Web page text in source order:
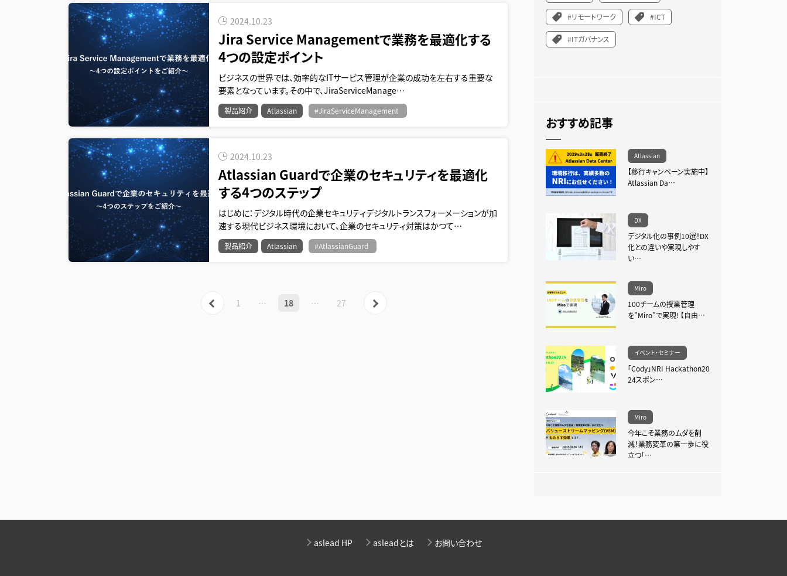
2024.10.23
Jira Service Managementで業務を最適化する
4つの設定ポイント
ビジネスの世界では、効率的なITサービス管理が企業の成功を左右する重要な
要素となっています。その中で、JiraServiceManage…
製品紹介 Atlassian #JiraServiceManagement
2024.10.23
Atlassian Guardで企業のセキュリティを最適化
する4つのステップ
はじめに：デジタル時代の企業セキュリティデジタルトランスフォーメーションが加
速する現代ビジネス環境において、企業のセキュリティ対策はかつて…
製品紹介 Atlassian #AtlassianGuard
1 … 18 … 27
#リモートワーク #ICT
#ITガバナンス
おすすめ記事
Atlassian
【移行キャンペーン実施中】
Atlassian Da…
DX
デジタル化の事例10選！DX
化との違いや実現しやす
い…
Miro
100チームの授業管理
を”Miro”で実現! 【自由…
イベント・セミナー
「Cody」NRI Hackathon20
24スポン…
Miro
今年こそ業務のムダを削
減！業務変革の第一歩に役
立つ「…
aslead HP asleadとは お問い合わせ